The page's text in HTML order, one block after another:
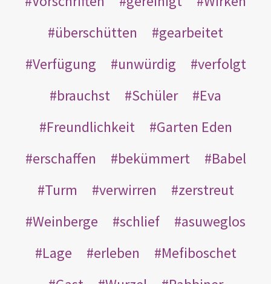
überschütten
gearbeitet
Verfügung
unwürdig
verfolgt
brauchst
Schüler
Eva
Freundlichkeit
Garten Eden
erschaffen
bekümmert
Babel
Turm
verwirren
zerstreut
Weinberge
schlief
asuweglos
Lage
erleben
Mefiboschet